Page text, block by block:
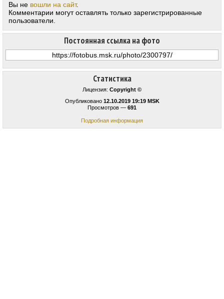
Статистика
Лицензия: Copyright ©
Опубликовано 12.10.2019 19:19 MSK
Просмотров — 691
Подробная информация
Постоянная ссылка на фото
Вы не вошли на сайт.
Комментарии могут оставлять только зарегистрированные
пользователи.